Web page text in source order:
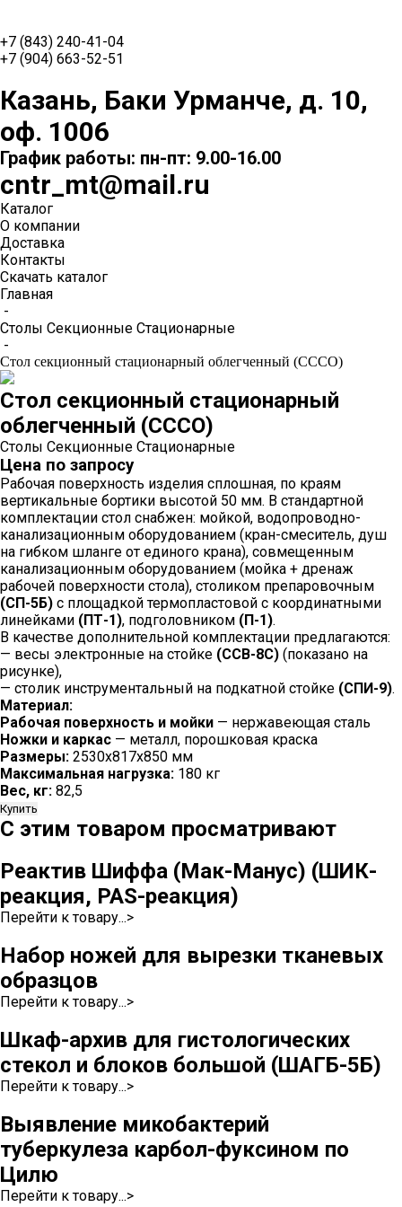
+7 (843) 240-41-04
+7 (904) 663-52-51
Казань, Баки Урманче, д. 10,
оф. 1006
График работы: пн-пт: 9.00-16.00
cntr_mt@mail.ru
Каталог
О компании
Доставка
Контакты
Скачать каталог
Главная
-
Столы Секционные Стационарные
-
Стол секционный стационарный облегченный (СССО)
Стол секционный стационарный
облегченный (СССО)
Столы Секционные Стационарные
Цена по запросу
Рабочая поверхность изделия сплошная, по краям
вертикальные бортики высотой 50 мм. В стандартной
комплектации стол снабжен: мойкой, водопроводно-
канализационным оборудованием (кран-смеситель, душ
на гибком шланге от единого крана), совмещенным
канализационным оборудованием (мойка + дренаж
рабочей поверхности стола), столиком препаровочным
(СП-5Б) с площадкой термопластовой с координатными
линейками (ПТ-1), подголовником (П-1).
В качестве дополнительной комплектации предлагаются:
— весы электронные на стойке (ССВ-8С) (показано на
рисунке),
— столик инструментальный на подкатной стойке (СПИ-9).
Материал:
Рабочая поверхность и мойки — нержавеющая сталь
Ножки и каркас — металл, порошковая краска
Размеры: 2530х817х850 мм
Максимальная нагрузка: 180 кг
Вес, кг: 82,5
Купить
С этим товаром просматривают
Реактив Шиффа (Мак-Манус) (ШИК-
реакция, PAS-реакция)
Перейти к товару...>
Набор ножей для вырезки тканевых
образцов
Перейти к товару...>
Шкаф-архив для гистологических
стекол и блоков большой (ШАГБ-5Б)
Перейти к товару...>
Выявление микобактерий
туберкулеза карбол-фуксином по
Цилю
Перейти к товару...>